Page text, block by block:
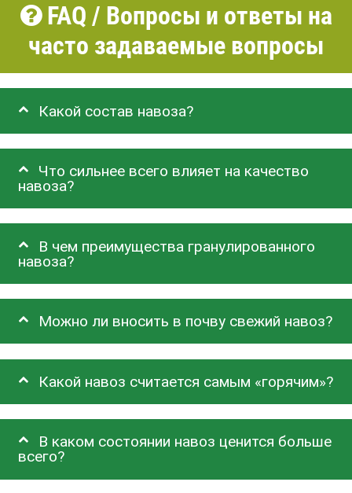
FAQ / Вопросы и ответы на
часто задаваемые вопросы
Какой состав навоза?
Что сильнее всего влияет на качество
навоза?
В чем преимущества гранулированного
навоза?
Можно ли вносить в почву свежий навоз?
Какой навоз считается самым «горячим»?
В каком состоянии навоз ценится больше
всего?